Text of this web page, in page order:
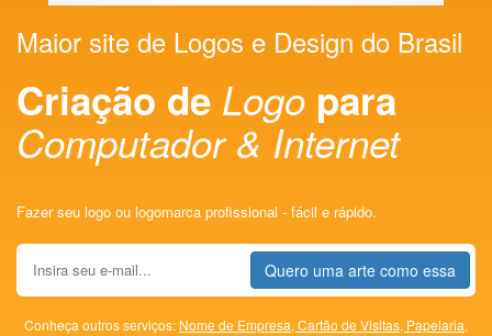
Maior site de Logos e Design do Brasil
Criação de Logo para
Computador & Internet
Fazer seu logo ou logomarca profissional - fácil e rápido.
Quero uma arte como essa
Conheça outros serviços: Nome de Empresa, Cartão de Visitas, Papelaria,